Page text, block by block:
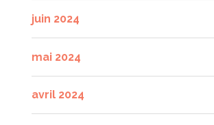
juin 2024
mai 2024
avril 2024